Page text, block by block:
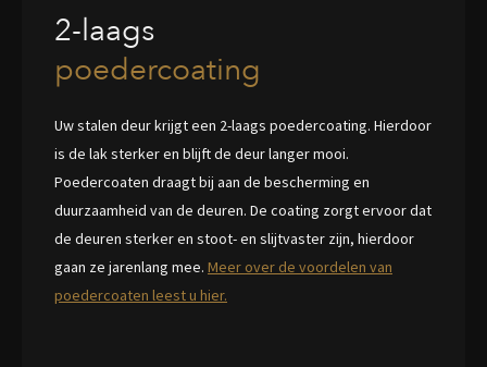
2-laags
poedercoating
Uw stalen deur krijgt een 2-laags poedercoating. Hierdoor
is de lak sterker en blijft de deur langer mooi.
Poedercoaten draagt bij aan de bescherming en
duurzaamheid van de deuren. De coating zorgt ervoor dat
de deuren sterker en stoot- en slijtvaster zijn, hierdoor
gaan ze jarenlang mee. Meer over de voordelen van
poedercoaten leest u hier.